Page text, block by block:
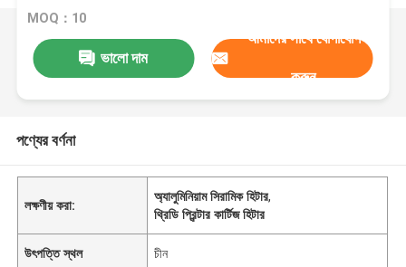
MOQ：10
ভালো দাম
আমাদের সাথে যোগাযোগ
করুন
পণ্যের বর্ণনা
লক্ষণীয় করা:
অ্যালুমিনিয়াম সিরামিক হিটার,
থ্রিডি প্রিন্টার কার্টিজ হিটার
উৎপত্তি স্থল চীন